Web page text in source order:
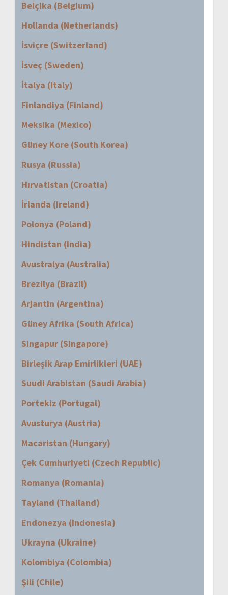
Belçika (Belgium)
Hollanda (Netherlands)
İsviçre (Switzerland)
İsveç (Sweden)
İtalya (Italy)
Finlandiya (Finland)
Meksika (Mexico)
Güney Kore (South Korea)
Rusya (Russia)
Hırvatistan (Croatia)
İrlanda (Ireland)
Polonya (Poland)
Hindistan (India)
Avustralya (Australia)
Brezilya (Brazil)
Arjantin (Argentina)
Güney Afrika (South Africa)
Singapur (Singapore)
Birleşik Arap Emirlikleri (UAE)
Suudi Arabistan (Saudi Arabia)
Portekiz (Portugal)
Avusturya (Austria)
Macaristan (Hungary)
Çek Cumhuriyeti (Czech Republic)
Romanya (Romania)
Tayland (Thailand)
Endonezya (Indonesia)
Ukrayna (Ukraine)
Kolombiya (Colombia)
Şili (Chile)